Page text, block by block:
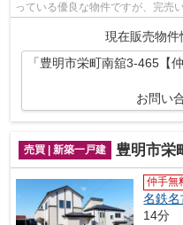
っている優良な物件ですが、完売いたしまし
現在販売物件
「豊明市栄町南舘3-465【
お問い
売買 | 新築一戸建 豊明市栄町南舘
仲手無
名鉄
14分